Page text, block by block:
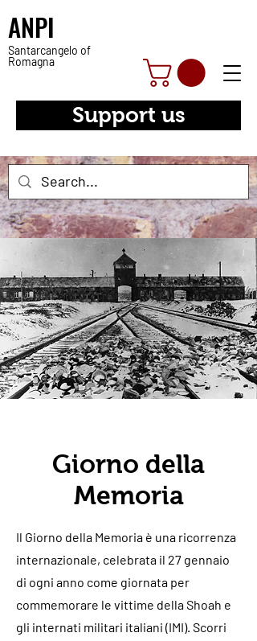
ANPI
Santarcangelo of
Romagna
Support us
Giorno della
Memoria
Il Giorno della Memoria è una ricorrenza
internazionale, celebrata il 27 gennaio
di ogni anno come giornata per
commemorare le vittime della Shoah e
gli internati militari italiani (IMI). Scorri